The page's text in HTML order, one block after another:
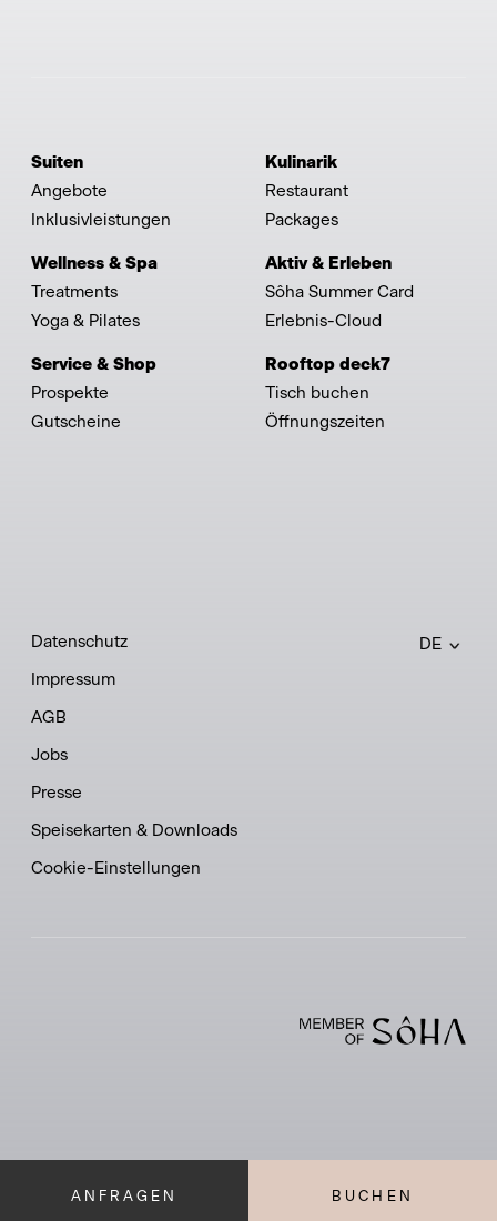
ANFRAGEN BUCHEN
Suiten
Angebote
Inklusivleistungen
Kulinarik
Restaurant
Packages
Wellness & Spa
Treatments
Yoga & Pilates
Aktiv & Erleben
Sôha Summer Card
Erlebnis-Cloud
Service & Shop
Prospekte
Gutscheine
Rooftop deck7
Tisch buchen
Öffnungszeiten
DE
Datenschutz
Impressum
AGB
Jobs
Presse
Speisekarten & Downloads
Cookie-Einstellungen